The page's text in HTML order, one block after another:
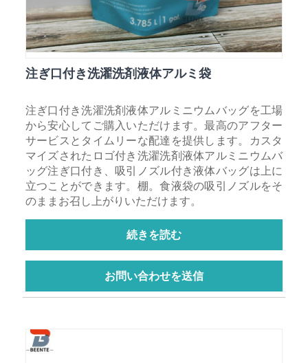
注ぎ口付き洗濯洗剤液体アルミ袋
注ぎ口付き洗濯洗剤液体アルミニウムバッグを工場
から安心してご購入いただけます。最高のアフター
サービスとタイムリーな配達を提供します。カスタ
マイズされたロゴ付き洗濯洗剤液体アルミニウムバ
ッグ注ぎ口付き、吸引ノズル付き液体バッグは上に
立つことができます。棚。食液袋の吸引ノズルをそ
のままお召し上がりいただけます。
続きを読む
お問い合わせを送信